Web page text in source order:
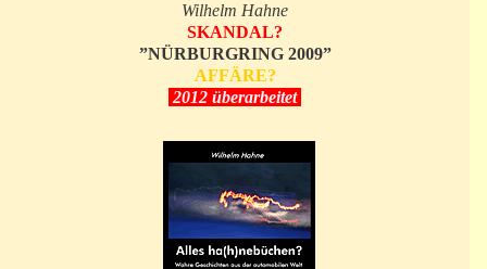
Wilhelm Hahne
SKANDAL?
”NÜRBURGRING 2009”
AFFÄRE?
2012 überarbeitet